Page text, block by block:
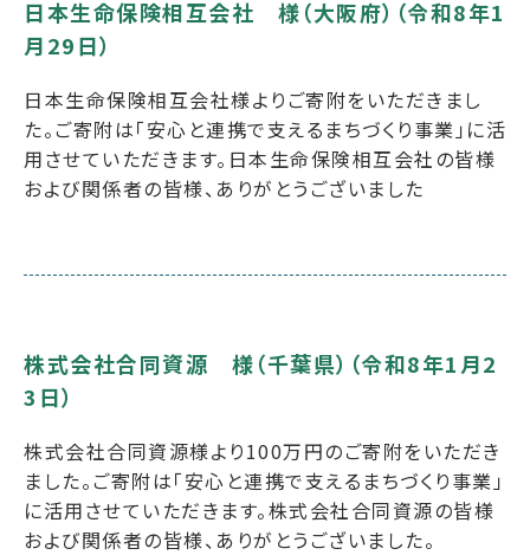
日本生命保険相互会社 様（大阪府）（令和8年1
月29日）
日本生命保険相互会社様よりご寄附をいただきまし
た。ご寄附は「安心と連携で支えるまちづくり事業」に活
用させていただきます。日本生命保険相互会社の皆様
および関係者の皆様、ありがとうございました
株式会社合同資源 様（千葉県）（令和8年1月2
3日）
株式会社合同資源様より100万円のご寄附をいただき
ました。ご寄附は「安心と連携で支えるまちづくり事業」
に活用させていただきます。株式会社合同資源の皆様
および関係者の皆様、ありがとうございました。